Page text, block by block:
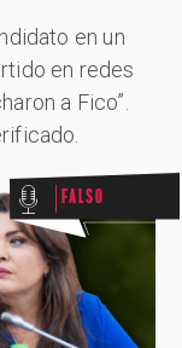
en un
en redes
a Fico”.
Falso